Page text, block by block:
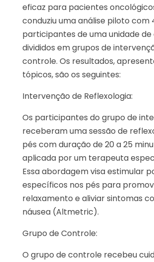
eficaz para pacientes
conduziu uma análise piloto com
participantes de uma unidade de
divididos em grupos de
controle. Os resultados,
tópicos, são os seguintes:
Intervenção de Reflexologia:
Os participantes do grupo de
receberam uma sessão de
pés com duração de 20 a 25
aplicada por um terapeuta
Essa abordagem visa estimular
específicos nos pés para
relaxamento e aliviar sintomas
náusea​ (Altmetric)​.
Grupo de Controle:
O grupo de controle recebeu